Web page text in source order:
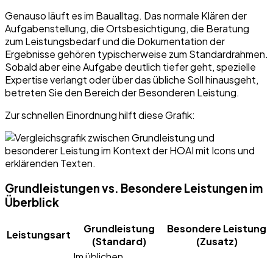
Genauso läuft es im Baualltag. Das normale Klären der
Aufgabenstellung, die Ortsbesichtigung, die Beratung
zum Leistungsbedarf und die Dokumentation der
Ergebnisse gehören typischerweise zum Standardrahmen.
Sobald aber eine Aufgabe deutlich tiefer geht, spezielle
Expertise verlangt oder über das übliche Soll hinausgeht,
betreten Sie den Bereich der Besonderen Leistung.
Zur schnellen Einordnung hilft diese Grafik:
Grundleistungen vs. Besondere Leistungen im
Überblick
Leistungsart
Grundleistung
(Standard)
Besondere Leistung
(Zusatz)